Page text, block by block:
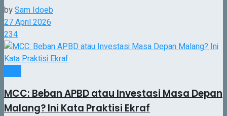
bySam Idoeb
27 April 2026
234
MCC: Beban APBD atau Investasi Masa Depan
Malang? Ini Kata Praktisi Ekraf